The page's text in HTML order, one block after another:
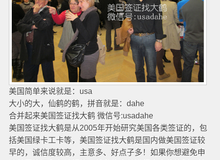
美国简单来说就是：usa
大小的大，仙鹤的鹤，拼音就是：dahe
合并起来美国签证找大鹤 微信号:usadahe
美国签证找大鹤是从2005年开始研究美国各类签证的，包
括美国绿卡工卡等，美国签证找大鹤是国内做美国签证较
早的，诚信度较高，主意多、好点子多！如果你想避免申